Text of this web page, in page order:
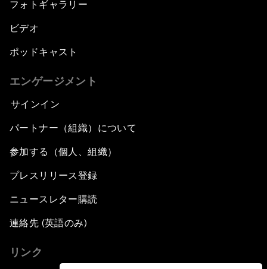
フォトギャラリー
ビデオ
ポッドキャスト
エンゲージメント
サインイン
パートナー（組織）について
参加する（個人、組織）
プレスリリース登録
ニュースレター購読
連絡先 (英語のみ)
リンク